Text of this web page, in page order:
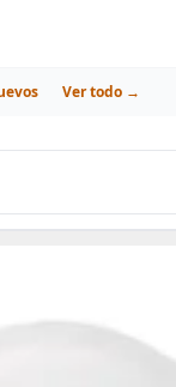
Ver todo →